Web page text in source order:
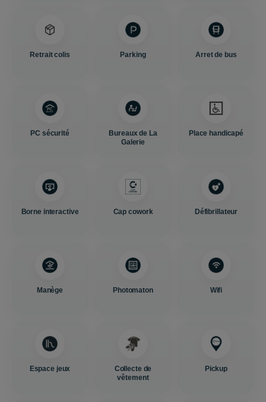
Retrait colis Parking Arret de bus
PC sécurité
Bureaux de La
Galerie
Place handicapé
Borne interactive Cap cowork Défibrillateur
Manège Photomaton Wifi
Espace jeux
Collecte de
vêtement
Pickup